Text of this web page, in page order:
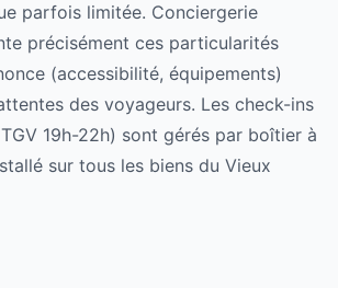
parfois limitée. Conciergerie
précisément ces particularités
(accessibilité, équipements)
des voyageurs. Les check-ins
19h-22h) sont gérés par boîtier à
sur tous les biens du Vieux